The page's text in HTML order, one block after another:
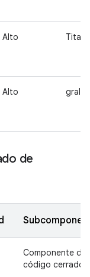
Alto Titan
Alto
de
Componente de
código cerrado